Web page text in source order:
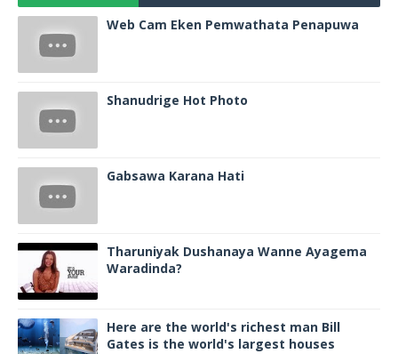
Web Cam Eken Pemwathata Penapuwa
Shanudrige Hot Photo
Gabsawa Karana Hati
Tharuniyak Dushanaya Wanne Ayagema
Waradinda?
Here are the world's richest man Bill
Gates is the world's largest houses